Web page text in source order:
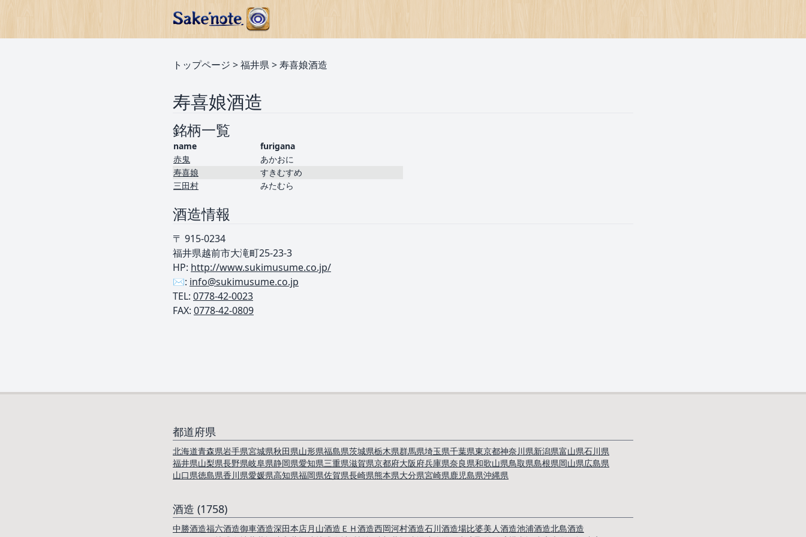
トップページ >福井県>寿喜娘酒造
寿喜娘酒造
銘柄一覧
name
furigana
赤鬼
あかおに
寿喜娘
すきむすめ
三田村
みたむら
酒造情報
〒 915-0234
福井県越前市大滝町25-23-3
HP: http://www.sukimusume.co.jp/
✉️: info@sukimusume.co.jp
TEL: ︎ 0778-42-0023
FAX: 0778-42-0809
都道府県
北海道青森県岩手県宮城県秋田県山形県福島県茨城県栃木県群馬県埼玉県千葉県東京都神奈川県新潟県富山県石川県
福井県山梨県長野県岐阜県静岡県愛知県三重県滋賀県京都府大阪府兵庫県奈良県和歌山県鳥取県島根県岡山県広島県
山口県徳島県香川県愛媛県高知県福岡県佐賀県長崎県熊本県大分県宮崎県鹿児島県沖縄県
酒造 (1758)
中勝酒造福六酒造御車酒造深田本店月山酒造 ＥＨ酒造西岡河村酒造石川酒造場比婆美人酒造池浦酒造北島酒造